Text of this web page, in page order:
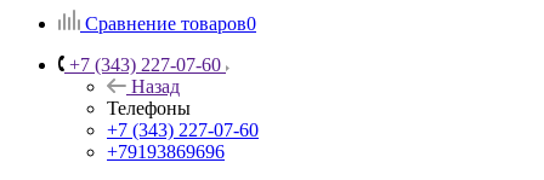
Сравнение товаров0
+7 (343) 227-07-60
Назад
Телефоны
+7 (343) 227-07-60
+79193869696